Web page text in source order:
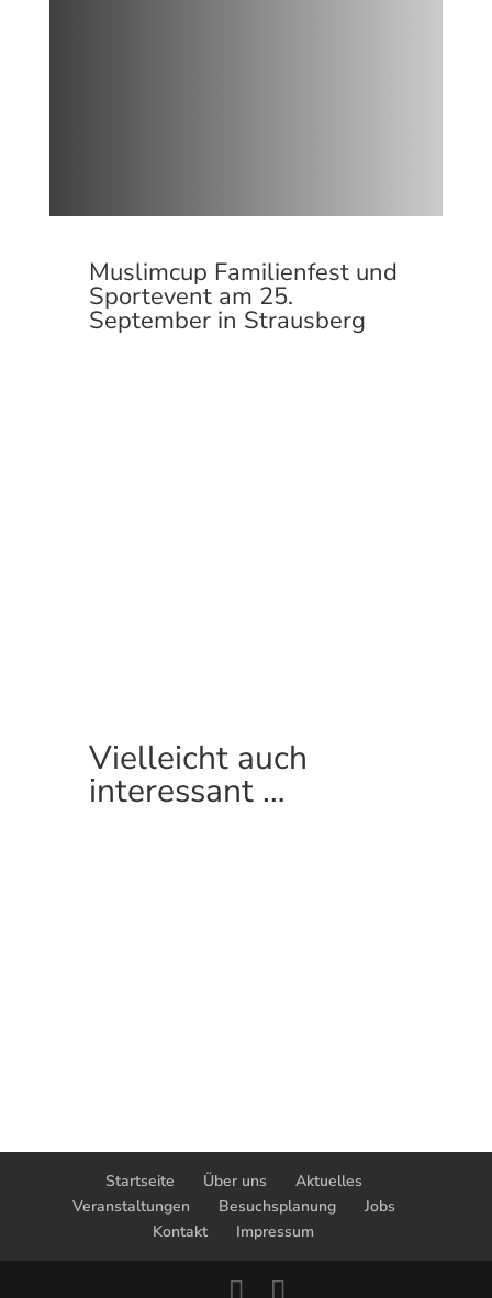
Muslimcup Familienfest und
Sportevent am 25.
September in Strausberg
Vielleicht auch
interessant …
Startseite Über uns
Aktuelles
Veranstaltungen
Besuchsplanung
Jobs
Kontakt
Impressum